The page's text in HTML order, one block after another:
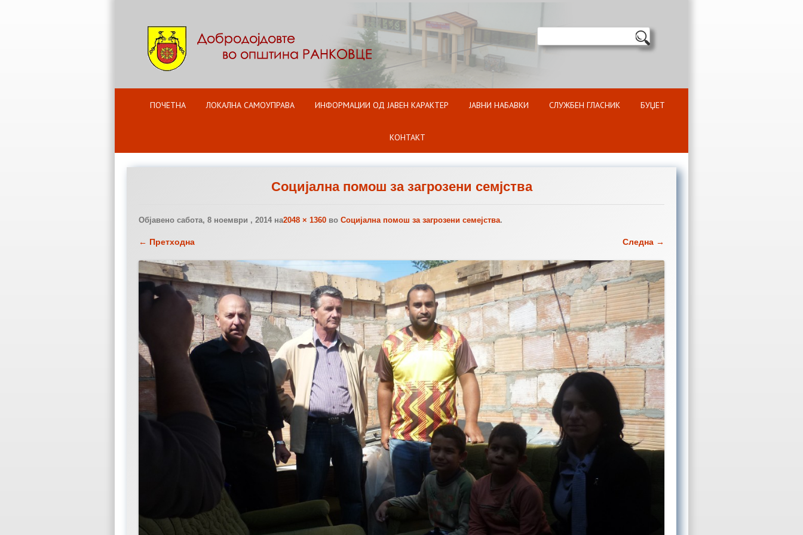
ПОЧЕТНА ЛОКАЛНА САМОУПРАВА ИНФОРМАЦИИ ОД ЈАВЕН КАРАКТЕР ЈАВНИ НАБАВКИ СЛУЖБЕН ГЛАСНИК БУЏЕТ
КОНТАКТ
Социјална помош за загрозени семјства
Објавено сабота, 8 ноември , 2014 на2048 × 1360 во Социјална помош за загрозени семејства.
← Претходна Следна →